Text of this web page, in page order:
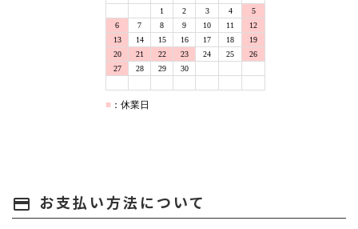
payment お支払い方法について